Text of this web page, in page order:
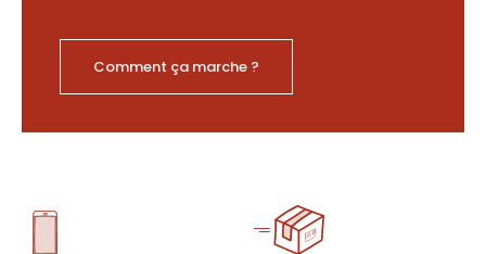
Comment ça marche ?